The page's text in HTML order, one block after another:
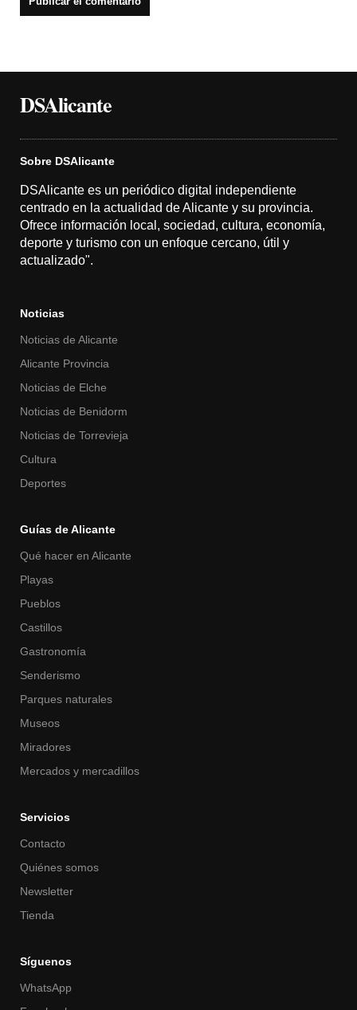
DSAlicante
Sobre DSAlicante
DSAlicante es un periódico digital independiente
centrado en la actualidad de Alicante y su provincia.
Ofrece información local, sociedad, cultura, economía,
deporte y turismo con un enfoque cercano, útil y
actualizado".
Noticias
Noticias de Alicante
Alicante Provincia
Noticias de Elche
Noticias de Benidorm
Noticias de Torrevieja
Cultura
Deportes
Guías de Alicante
Qué hacer en Alicante
Playas
Pueblos
Castillos
Gastronomía
Senderismo
Parques naturales
Museos
Miradores
Mercados y mercadillos
Servicios
Contacto
Quiénes somos
Newsletter
Tienda
Síguenos
WhatsApp